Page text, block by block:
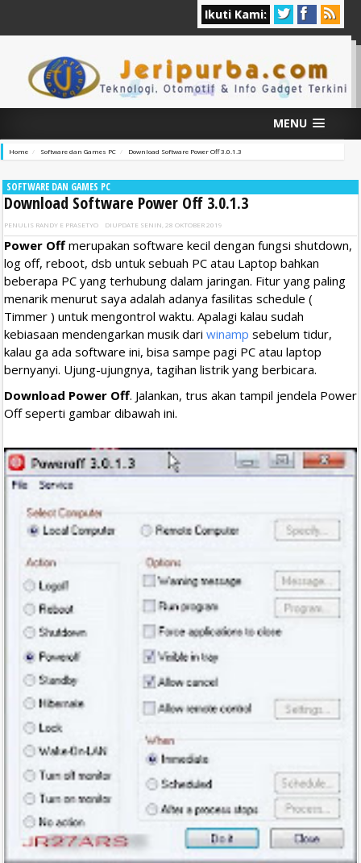
Ikuti Kami:
MENU
Home Software dan Games PC Download Software Power Off 3.0.1.3
SOFTWARE DAN GAMES PC
Download Software Power Off 3.0.1.3
PENULIS RANDY E PRASETYO DIUPDATE SENIN, 28 OKTOBER 2019
Power Off merupakan software kecil dengan fungsi shutdown,
log off, reboot, dsb untuk sebuah PC atau Laptop bahkan
beberapa PC yang terhubung dalam jaringan. Fitur yang paling
menarik menurut saya adalah adanya fasilitas schedule (
Timmer ) untuk mengontrol waktu. Apalagi kalau sudah
kebiasaan mendengarkan musik dari winamp sebelum tidur,
kalau ga ada software ini, bisa sampe pagi PC atau laptop
bernyanyi. Ujung-ujungnya, tagihan listrik yang berbicara.
Download Power Off. Jalankan, trus akan tampil jendela Power
Off seperti gambar dibawah ini.